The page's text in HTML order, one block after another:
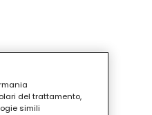
del trattamento,
simili